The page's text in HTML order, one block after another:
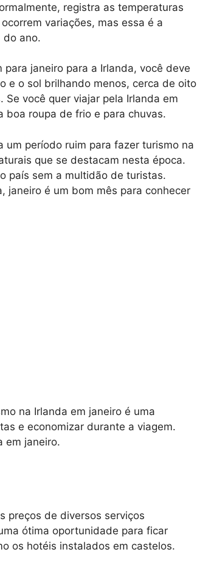
registra as temperaturas
variações, mas essa é a
do ano.
janeiro para a Irlanda, você deve
e o sol brilhando menos, cerca de oito
você quer viajar pela Irlanda em
boa roupa de frio e para chuvas.
um período ruim para fazer turismo na
que se destacam nesta época.
país sem a multidão de turistas.
janeiro é um bom mês para conhecer
na Irlanda em janeiro é uma
e economizar durante a viagem.
em janeiro.
preços de diversos serviços
ótima oportunidade para ficar
os hotéis instalados em castelos.